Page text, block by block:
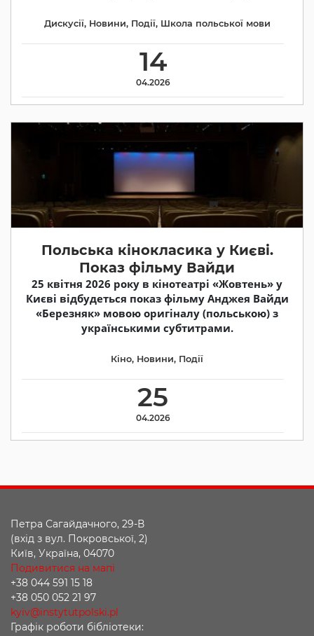
14
04.2026
Дискусії, Новини, Події, Школа польської мови
Польська кінокласика у Києві.
Показ фільму Вайди
25 квітня 2026 року в кінотеатрі «Жовтень» у
Києві відбудеться показ фільму Анджея Вайди
«Березняк» мовою оригіналу (польською) з
українськими субтитрами.
25
04.2026
Кіно, Новини, Події
Петра Сагайдачного, 29-В
(вхід з вул. Покровської, 2)
Київ, Україна, 04070
Подивитися на мапі
+38 044 591 15 18
+38 050 052 21 97
kyiv@instytutpolski.pl
Графік роботи бібліотеки: